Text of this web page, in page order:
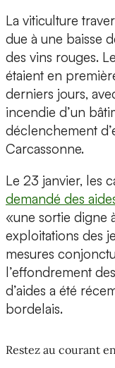
La viticulture
due à une baisse
des vins rouges.
étaient en
derniers jours,
incendie d’un
déclenchement
Carcassonne.
Le 23 janvier, les
demandé des
«une sortie digne
exploitations des
mesures
l’effondrement
d’aides a été
bordelais.
Restez au courant